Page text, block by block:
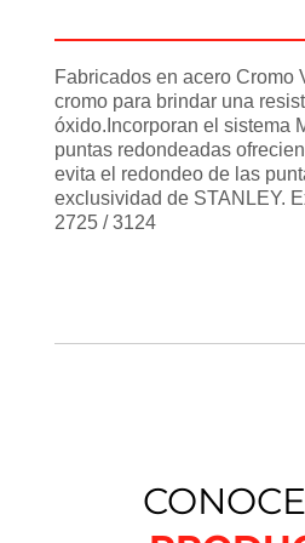
Fabricados en acero Cromo
cromo para brindar una
óxido.Incorporan el sistema
puntas redondeadas
evita el redondeo de las
exclusividad de STANLEY.
2725 / 3124